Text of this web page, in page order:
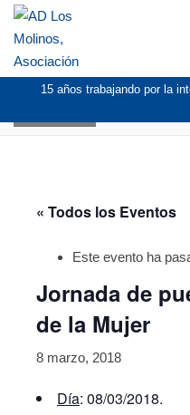
15 años trabajando por la
« Todos los Eventos
Este evento ha
Jornada de
de la Mujer
8 marzo, 2018
Día: 08/03/2018.